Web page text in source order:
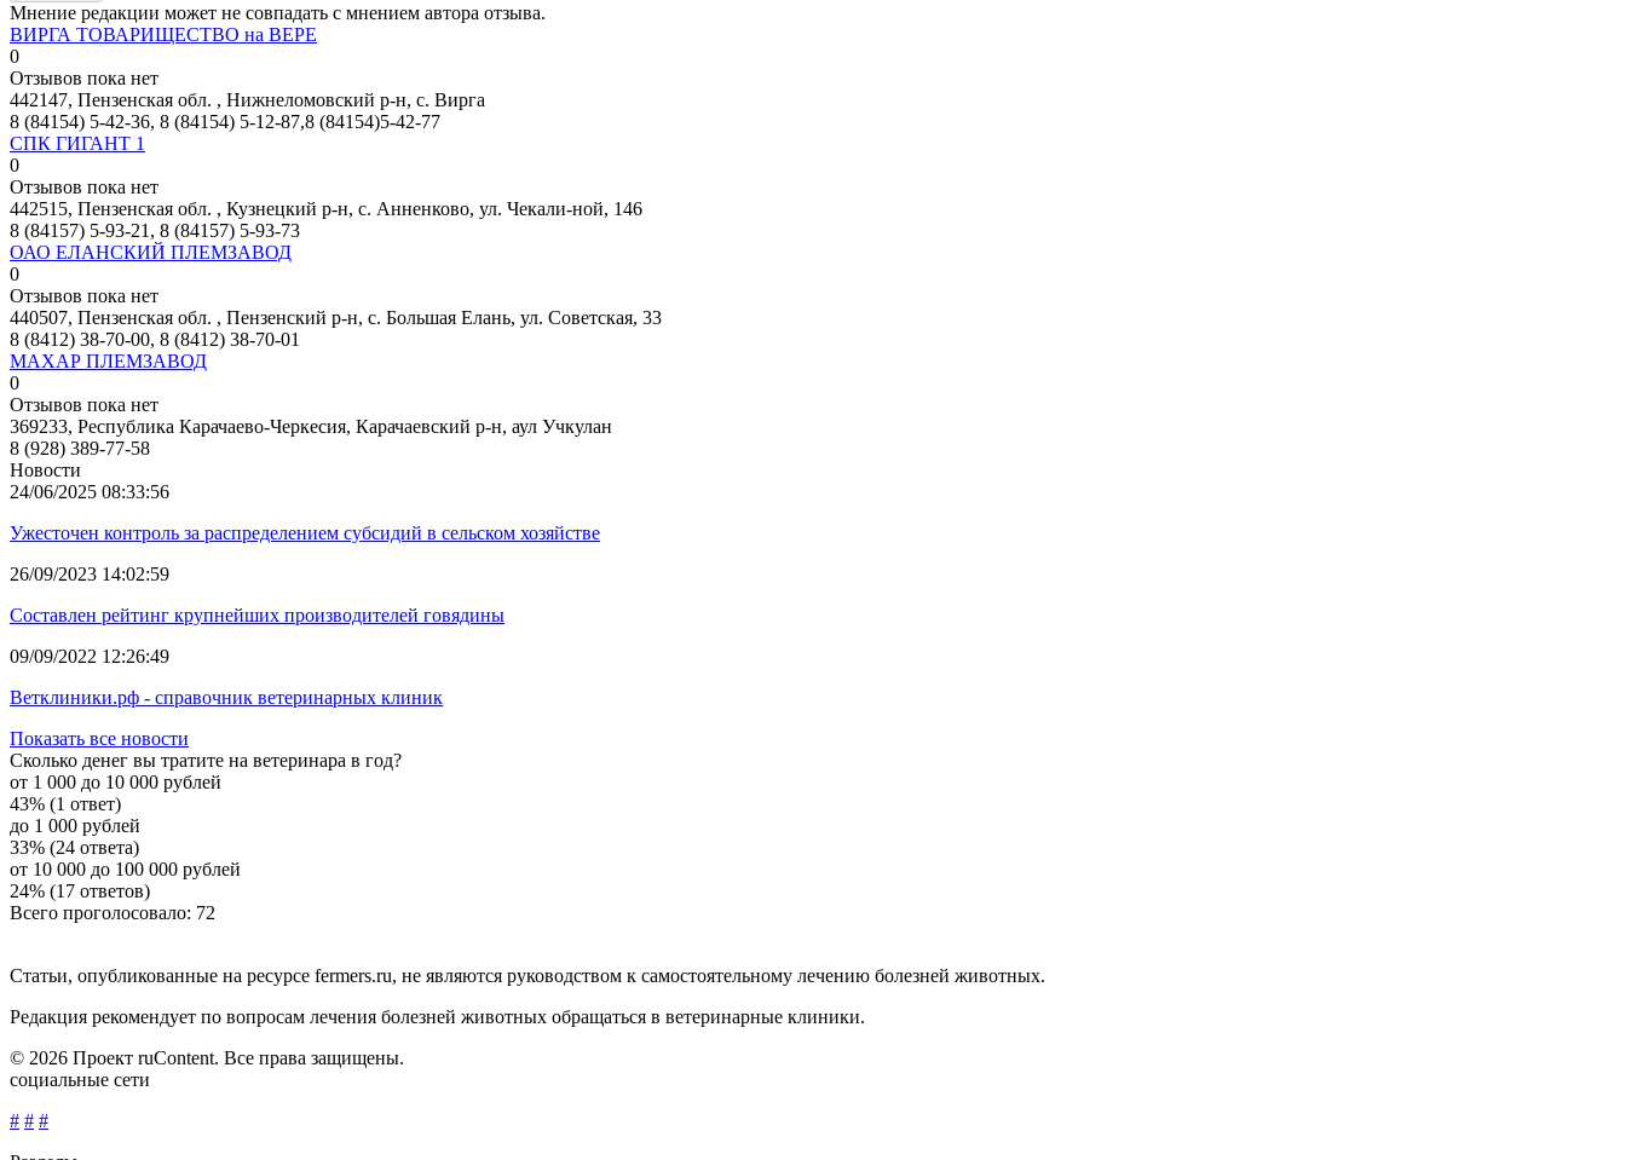
Мнение редакции может не совпадать с мнением автора отзыва.
ВИРГА ТОВАРИЩЕСТВО на ВЕРЕ
0
Отзывов пока нет
442147, Пензенская обл. , Нижнеломовский р-н, с. Вирга
8 (84154) 5-42-36, 8 (84154) 5-12-87,8 (84154)5-42-77
СПК ГИГАНТ 1
0
Отзывов пока нет
442515, Пензенская обл. , Кузнецкий р-н, с. Анненково, ул. Чекали-ной, 146
8 (84157) 5-93-21, 8 (84157) 5-93-73
ОАО ЕЛАНСКИЙ ПЛЕМЗАВОД
0
Отзывов пока нет
440507, Пензенская обл. , Пензенский р-н, с. Большая Елань, ул. Советская, 33
8 (8412) 38-70-00, 8 (8412) 38-70-01
МАХАР ПЛЕМЗАВОД
0
Отзывов пока нет
369233, Республика Карачаево-Черкесия, Карачаевский р-н, аул Учкулан
8 (928) 389-77-58
Новости
24/06/2025 08:33:56
Ужесточен контроль за распределением субсидий в сельском хозяйстве
26/09/2023 14:02:59
Составлен рейтинг крупнейших производителей говядины
09/09/2022 12:26:49
Ветклиники.рф - справочник ветеринарных клиник
Показать все новости
Сколько денег вы тратите на ветеринара в год?
от 1 000 до 10 000 рублей
43% (1 ответ)
до 1 000 рублей
33% (24 ответа)
от 10 000 до 100 000 рублей
24% (17 ответов)
Всего проголосовало: 72
Статьи, опубликованные на ресурсе fermers.ru, не являются руководством к самостоятельному лечению болезней животных.
Редакция рекомендует по вопросам лечения болезней животных обращаться в ветеринарные клиники.
© 2026 Проект ruContent. Все права защищены.
социальные сети
# # #